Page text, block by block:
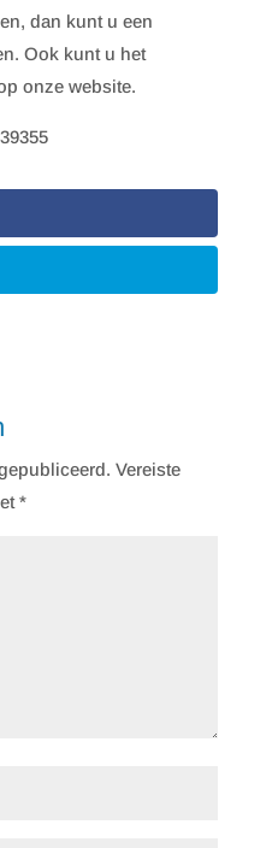
dan kunt u een
Ook kunt u het
onze website.
Vereiste
*